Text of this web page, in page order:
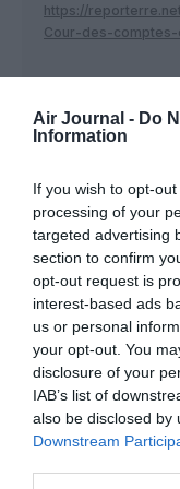
Air Journal - Do
Information
If you wish to opt-
processing of your
targeted advertising
section to confirm
opt-out request is
interest-based ads
us or personal
your opt-out. You
disclosure of your
IAB’s list of
also be disclosed by
Downstream
https://
Cour-des-comptes-
A titre d’anecdote,
contrôleur très zélé
comme quoi, les
hier à Bordeaux,
bagage à main…
Pelican 64a